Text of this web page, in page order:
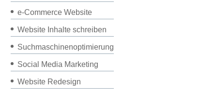
e-Commerce Website
Website Inhalte schreiben
Suchmaschinenoptimierung
Social Media Marketing
Website Redesign